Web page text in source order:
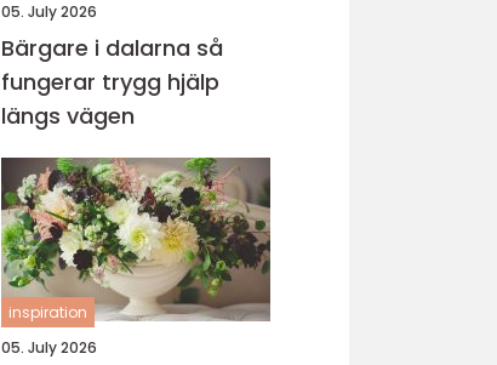
05. July 2026
Bärgare i dalarna så
fungerar trygg hjälp
längs vägen
inspiration
05. July 2026